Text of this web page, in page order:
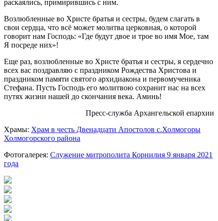
раскаялись, примирившись с ним.
Возлюбленные во Христе братья и сестры, будем слагать в
свои сердца, что всё может молитва церковная, о которой
говорит нам Господь: «Где будут двое и трое во имя Мое, там
Я посреде них»!
Еще раз, возлюбленные во Христе братья и сестры, я сердечно
всех вас поздравляю с праздником Рождества Христова и
праздником памяти святого архидиакона и первомученика
Стефана. Пусть Господь его молитвою сохранит нас на всех
путях жизни нашей до скончания века. Аминь!
Пресс-служба Архангельской епархии
Храмы: Храм в честь Двенадцати Апостолов c.Холмогоры
Холмогорского района
Фотогалерея: Служение митрополита Корнилия 9 января 2021
года